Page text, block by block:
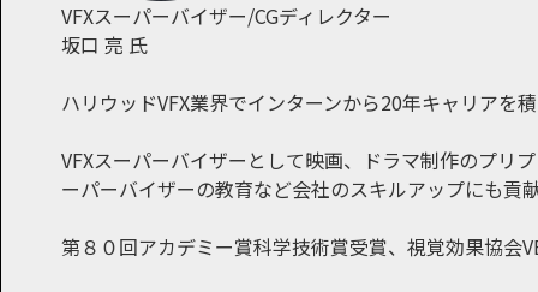
VFXスーパーバイザー/CGディレクター
坂口 亮 氏
ハリウッドVFX業界でインターンから20年キャリアを
VFXスーパーバイザーとして映画、ドラマ制作のプリ
ーパーバイザーの教育など会社のスキルアップにも貢
第８０回アカデミー賞科学技術賞受賞、視覚効果協会